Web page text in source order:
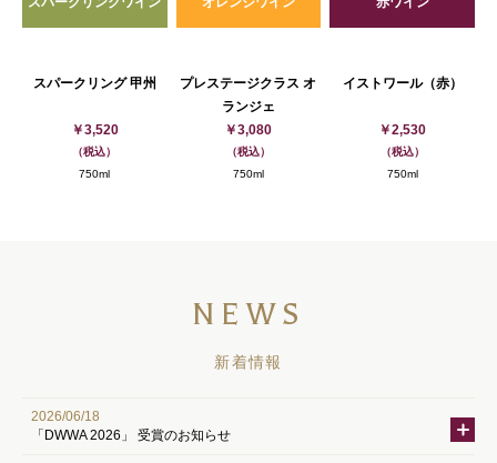
スパークリング 甲州
￥3,520
（税込）
750ml
プレステージクラス オ
ランジェ
￥3,080
（税込）
750ml
イストワール（赤）
￥2,530
（税込）
750ml
NEWS
新着情報
2026/06/18
「DWWA 2026」 受賞のお知らせ